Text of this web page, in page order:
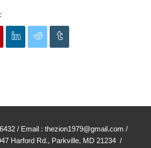
/ Email : thezion1979@gmail.com /
Harford Rd., Parkville, MD 21234 /